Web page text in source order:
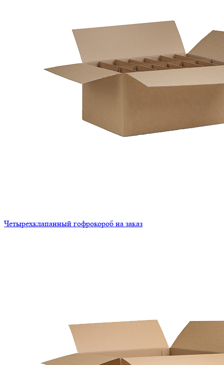
Четырехклапанный гофрокороб на заказ